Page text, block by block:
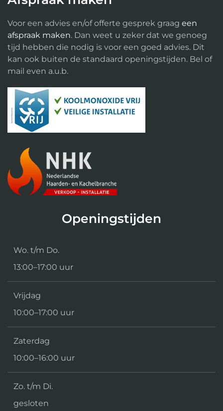
Voor een advies en/of offerte gesprek graag een
afspraak maken. Dan weet u zeker dat we genoeg
tijd hebben die nodig is voor een goed advies. Dit
kan ook buiten de standaard openingstijden. Bel of
mail even a.u.b.
Openingstijden
Wo. t/m Do.
13:00–17:00 uur
Vrijdag
10:00–17:00 uur
Zaterdag
10:00–16:00 uur
Zo. t/m Di.
gesloten